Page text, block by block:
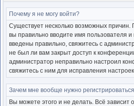
Почему я не могу войти?
Существует несколько возможных причин.
вы правильно вводите имя пользователя
введены правильно, свяжитесь с
не был ли вам закрыт доступ к
администратор неправильно настроил
свяжитесь с ним для исправления
Зачем мне вообще нужно
Вы можете этого и не делать. Всё зависит